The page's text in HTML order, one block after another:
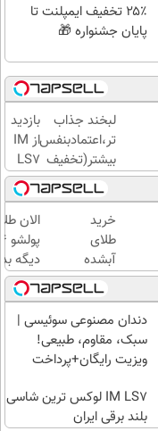
۲۵٪ تخفیف ایمپلنت تا
پایان جشنواره 🎁
لبخند جذاب
تر،اعتمادبنفس
بیشتر(تخفیف
تا امشب)
بازدید
از IM
LS7
لوکس
ترین
شاسی
بلند
برقی
ایران
در
باشگاه
انقلاب
خرید
طلای
آبشده
حتی با
۱۰۰هزارتومان
الان
دیگه
طلا با
بی‌بهره
دندان مصنوعی سوئیسی |
سبک، مقاوم، طبیعی!
ویزیت رایگان+پرداخت
IM LS7 لوکس ترین شاسی
بلند برقی ایران